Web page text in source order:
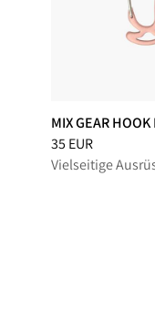
MIX GEAR HOOK
Preis:35 EUR,
35 EUR